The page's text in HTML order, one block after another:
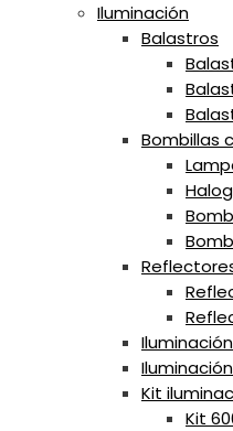
Iluminación
Balastros
Bombillas
Iluminación
Iluminación
Kit
Kit